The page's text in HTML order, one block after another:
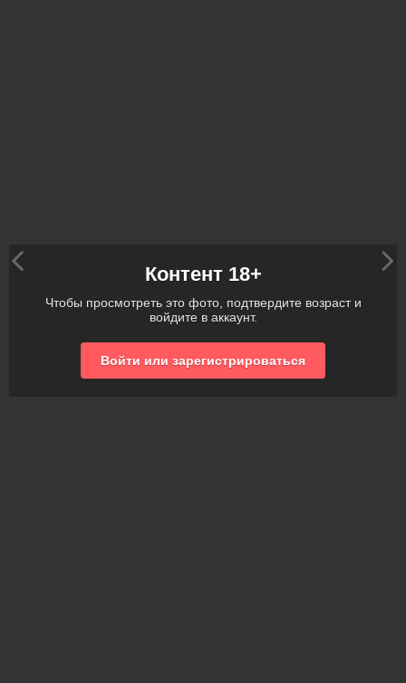
Контент 18+
Чтобы просмотреть это фото, подтвердите возраст и
войдите в аккаунт.
Войти или зарегистрироваться